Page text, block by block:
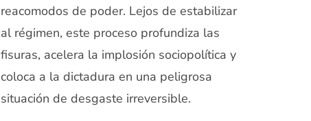
reacomodos de poder. Lejos de estabilizar
al régimen, este proceso profundiza las
fisuras, acelera la implosión sociopolítica y
coloca a la dictadura en una peligrosa
situación de desgaste irreversible.